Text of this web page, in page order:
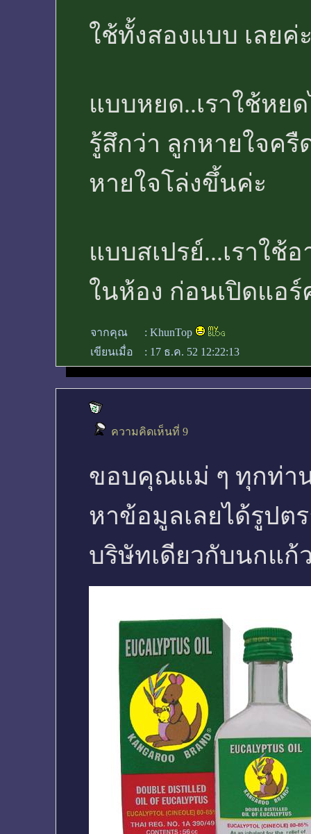
ใช้ทั้งสองแบบ เลยค่
แบบหยด..เราใช้หย
รู้สึกว่า ลูกหายใจค
หายใจโล่งขึ้นค่ะ
แบบสเปรย์...เราใช้
ในห้อง ก่อนเปิดแอร์
จากคุณ : KhunTop
เขียนเมื่อ
: 17 ธ.ค. 52 12:22:13
ความคิดเห็นที่ 9
ขอบคุณแม่ ๆ ทุกท่า
หาข้อมูลเลยได้รูปต
บริษัทเดียวกับนกแก้